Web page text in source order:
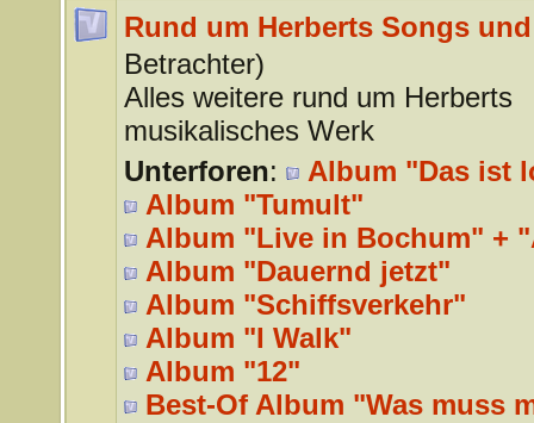
Rund um Herberts Songs
Betrachter)
Alles weitere rund um Herberts
musikalisches Werk
Unterforen:
Album "Das ist
Album "Tumult"
Album "Live in Bochum" +
Album "Dauernd jetzt"
Album "Schiffsverkehr"
Album "I Walk"
Album "12"
Best-Of Album "Was muss